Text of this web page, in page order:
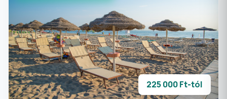
helyezkednek el, kb. 200-250 méterre a
tengerparttól. A strand lépcsőkön és útról is
megközelíthető. Központi nagy éttermében
félpanziós ellátás várja a vendégeket. Strandja
kiépített és aprókavicsos. Nagy tengerparti
teraszos kávézója kellemes hely a pihenésre.
225 000 Ft-tól